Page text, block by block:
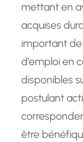
mettant en
acquises
important
d’emploi en
disponibles
postulant
être